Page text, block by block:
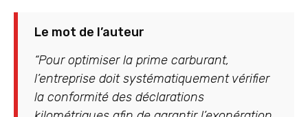
Le mot de l’auteur
“Pour optimiser la prime carburant,
l’entreprise doit systématiquement vérifier
la conformité des déclarations